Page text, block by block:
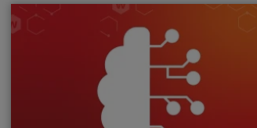
empresas al límite
La ciberseguridad se está convirtiendo en
reto continuo y cada vez más complejo. Los
MSP ayudan a escalar las operaciones,
ofrecer monitorización 24x7 y reforzar la
capacidad de respuesta.